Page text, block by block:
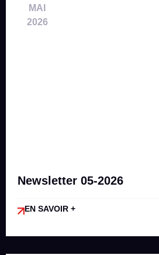
MAI
2026
Newsletter 05-2026
EN SAVOIR +